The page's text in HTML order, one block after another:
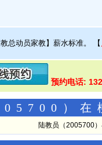
总动员家教】薪水标准。 【
预约电话:
）在
陆教员（2005700